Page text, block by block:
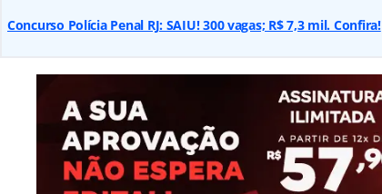
Concurso Polícia Penal RJ: SAIU! 300 vagas; R$ 7,3 mil. Confira!